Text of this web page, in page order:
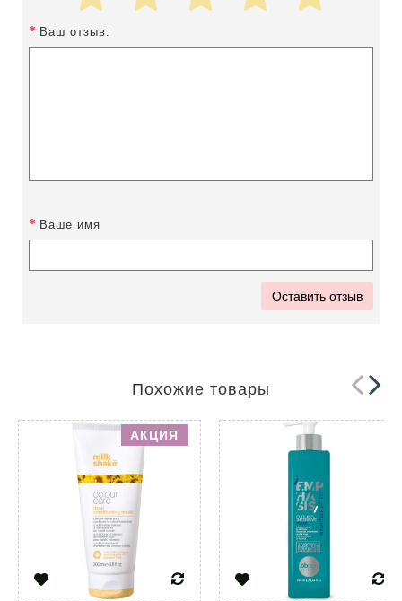
Ваш отзыв:
Ваше имя
Оставить отзыв
Похожие товары
АКЦИЯ